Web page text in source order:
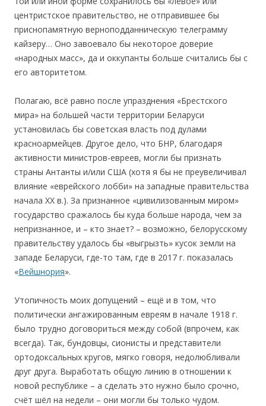
центристское правительство, не отправившее бы
приснопамятную верноподданническую телеграмму
кайзеру… Оно завоевало бы некоторое доверие
«народных масс», да и оккупанты больше считались бы с
его авторитетом.
Полагаю, всё равно после упразднения «Брестского
мира» на большей части территории Беларуси
установилась бы советская власть под дулами
красноармейцев. Другое дело, что БНР, благодаря
активности министров-евреев, могли бы признать
страны Антанты и/или США (хотя я бы не преувеличивал
влияние «еврейского лобби» на западные правительства
начала ХХ в.). За признанное «цивилизованным миром»
государство сражалось бы куда больше народа, чем за
непризнанное, и – кто знает? – возможно, белорусскому
правительству удалось бы «выгрызть» кусок земли на
западе Беларуси, где-то там, где в 2017 г. показалась
«Вейшнория».
Утопичность моих допущений – ещё и в том, что
политически ангажированным евреям в начале 1918 г.
было трудно договориться между собой (впрочем, как
всегда). Так, бундовцы, сионисты и представители
ортодоксальных кругов, мягко говоря, недолюбливали
друг друга. Выработать общую линию в отношении к
новой республике – а сделать это нужно было срочно,
счёт шёл на недели – они могли бы только чудом.